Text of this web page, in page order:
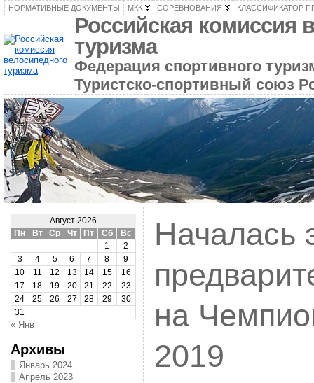
НОРМАТИВНЫЕ ДОКУМЕНТЫ МКК СОРЕВНОВАНИЯ КЛАССИФИКАТОР
Российская комиссия
туризма
Федерация спортивного
Туристско-спортивный союз
Август 2026
Пн
Вт Ср Чт Пт Сб
Вс
1
2
3
4 5 6 7 8
9
10
11 12 13 14 15
16
17
18 19 20 21 22
23
24
25 26 27 28 29
30
31
« Янв
Архивы
Январь 2024
Апрель 2023
Началась
на
2019